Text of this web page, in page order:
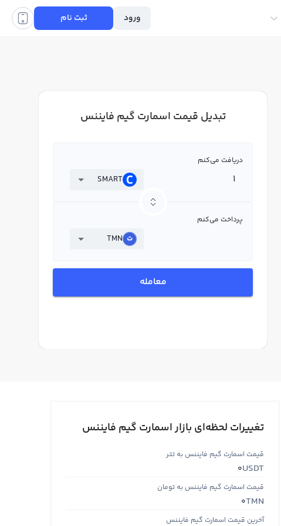
ورود ثبت نام
تبدیل قیمت اسمارت گیم فایننس
دریافت می‌کنم
SMART
پرداخت می‌کنم
TMN
معامله
تغییرات لحظه‌ای بازار اسمارت گیم فایننس
قیمت اسمارت گیم فایننس به تتر
USDT
0
قیمت اسمارت گیم فایننس به تومان
TMN
0
آخرین قیمت اسمارت گیم فایننس